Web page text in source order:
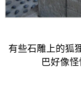
有些石雕上的狐
巴好像